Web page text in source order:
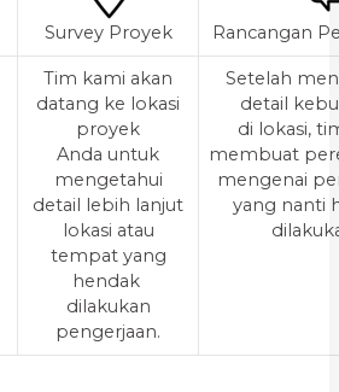
Survey Proyek Rancangan
Tim kami akan
datang ke lokasi
proyek
Anda untuk
mengetahui
detail lebih lanjut
lokasi atau
tempat yang
hendak
dilakukan
pengerjaan.
Setelah
detail
di lokasi,
membuat
mengenai
yang nanti